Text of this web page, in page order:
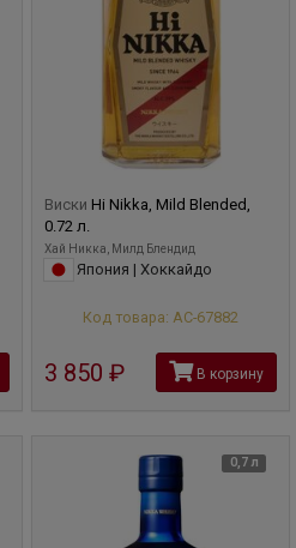
Виски Hi Nikka, Mild Blended,
0.72 л.
Хай Никка, Милд Блендид
Япония | Хоккайдо
Код товара: АС-67882
3 850 руб В корзину
0,7 л